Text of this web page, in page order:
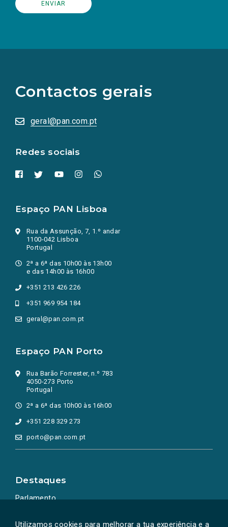
Utilizamos cookies para melhorar a tua experiência e a
Contactos gerais
geral@pan.com.pt
Redes sociais
redes
sociais
numa
nova
Espaço PAN Lisboa
Rua da Assunção, 7, 1.º andar
1100-042 Lisboa
Portugal
2ª a 6ª das 10h00 às 13h00
e das 14h00 às 16h00
+351 213 426 226
+351 969 954 184
geral@pan.com.pt
Espaço PAN Porto
Rua Barão Forrester, n.º 783
4050-273 Porto
Portugal
2ª a 6ª das 10h00 às 16h00
+351 228 329 273
porto@pan.com.pt
Destaques
Parlamento